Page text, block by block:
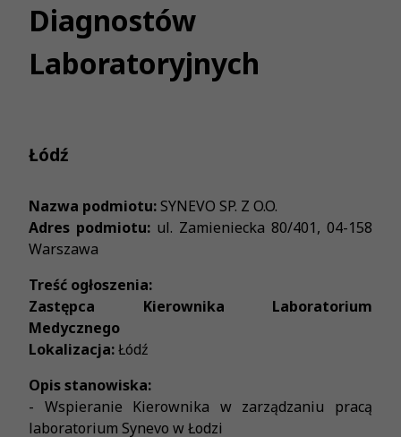
Diagnostów
Laboratoryjnych
Łódź
Nazwa podmiotu:SYNEVO SP. Z O.O.
Adres podmiotu: ul. Zamieniecka 80/401, 04-158
Warszawa
Treść ogłoszenia:
Zastępca Kierownika Laboratorium
Medycznego
Lokalizacja:Łódź
Opis stanowiska:
- Wspieranie Kierownika w zarządzaniu pracą
laboratorium Synevo w Łodzi